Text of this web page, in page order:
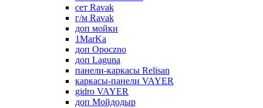
сет Ravak
г/м Ravak
доп мойки
1MarKa
доп Opoczno
доп Laguna
панели-каркасы Relisan
каркасы-панели VAYER
gidro VAYER
доп Мойдодыр